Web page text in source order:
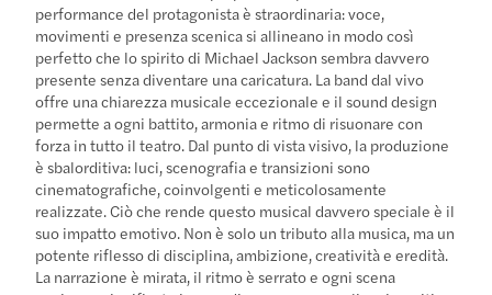
performance del protagonista è straordinaria: voce,
movimenti e presenza scenica si allineano in modo così
perfetto che lo spirito di Michael Jackson sembra davvero
presente senza diventare una caricatura. La band dal vivo
offre una chiarezza musicale eccezionale e il sound design
permette a ogni battito, armonia e ritmo di risuonare con
forza in tutto il teatro. Dal punto di vista visivo, la produzione
è sbalorditiva: luci, scenografia e transizioni sono
cinematografiche, coinvolgenti e meticolosamente
realizzate. Ciò che rende questo musical davvero speciale è il
suo impatto emotivo. Non è solo un tributo alla musica, ma un
potente riflesso di disciplina, ambizione, creatività e eredità.
La narrazione è mirata, il ritmo è serrato e ogni scena